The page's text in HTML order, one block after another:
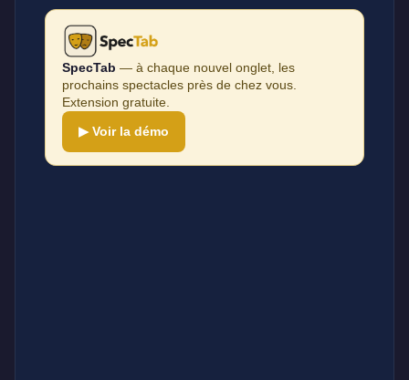
SpecTab — à chaque nouvel onglet, les
prochains spectacles près de chez vous.
Extension gratuite.
▶ Voir la démo